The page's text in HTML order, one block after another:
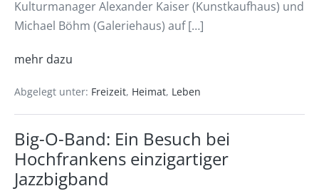
Kulturmanager Alexander Kaiser (Kunstkaufhaus) und
Michael Böhm (Galeriehaus) auf […]
mehr dazu
Abgelegt unter: Freizeit, Heimat, Leben
Big-O-Band: Ein Besuch bei
Hochfrankens einzigartiger
Jazzbigband